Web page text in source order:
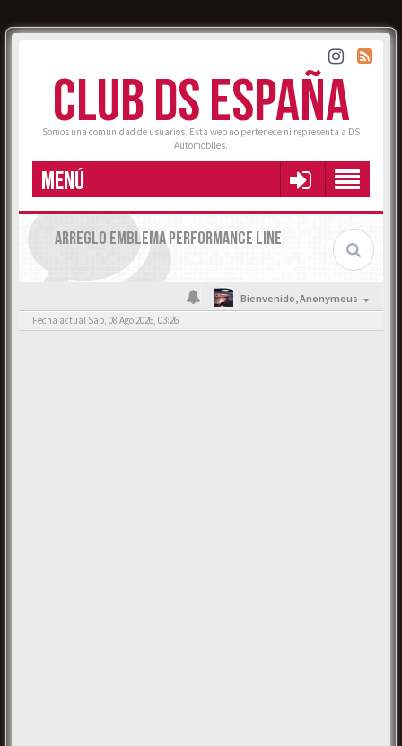
CLUB DS ESPAÑA
Somos una comunidad de usuarios. Esta web no pertenece ni representa a DS
Automobiles.
MENÚ
ARREGLO EMBLEMA PERFORMANCE LINE
Bienvenido,Anonymous
Fecha actual Sab, 08 Ago 2026, 03:26